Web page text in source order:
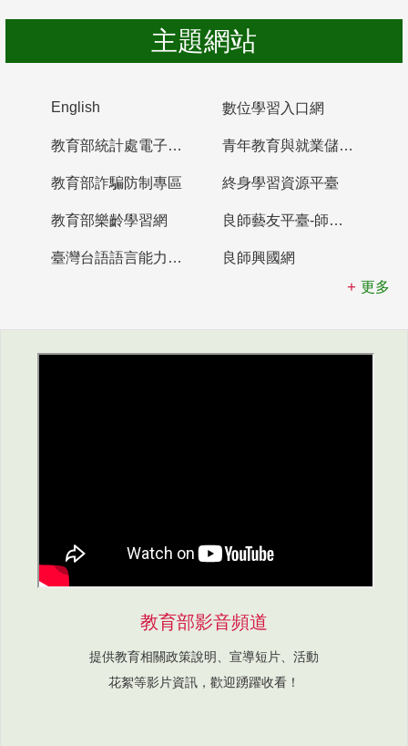
主題網站
English 數位學習入口網
教育部統計處電子書櫃 青年教育與就業儲蓄帳戶
教育部詐騙防制專區 終身學習資源平臺
教育部樂齡學習網 良師藝友平臺-師資培育整合平臺
臺灣台語語言能力認證網站
良師興國網
更多
教育部影音頻道
提供教育相關政策說明、宣導短片、活動
花絮等影片資訊，歡迎踴躍收看！